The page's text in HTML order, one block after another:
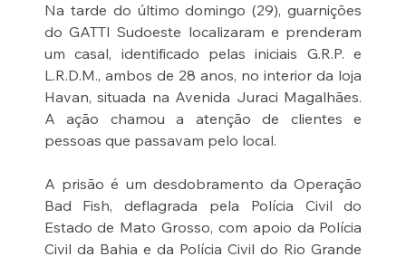
Na tarde do último domingo (29), guarnições
do GATTI Sudoeste localizaram e prenderam
um casal, identificado pelas iniciais G.R.P. e
L.R.D.M., ambos de 28 anos, no interior da loja
Havan, situada na Avenida Juraci Magalhães.
A ação chamou a atenção de clientes e
pessoas que passavam pelo local.
A prisão é um desdobramento da Operação
Bad Fish, deflagrada pela Polícia Civil do
Estado de Mato Grosso, com apoio da Polícia
Civil da Bahia e da Polícia Civil do Rio Grande